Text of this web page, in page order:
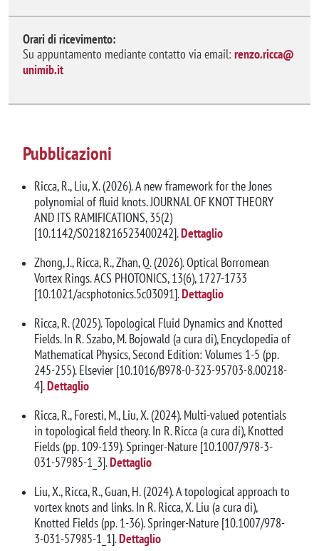
Orari di ricevimento:
Su appuntamento mediante contatto via email: renzo.ricca@
unimib.it
Pubblicazioni
Ricca, R., Liu, X. (2026). A new framework for the Jones
polynomial of fluid knots. JOURNAL OF KNOT THEORY
AND ITS RAMIFICATIONS, 35(2)
[10.1142/S0218216523400242].Dettaglio
Zhong, J., Ricca, R., Zhan, Q. (2026). Optical Borromean
Vortex Rings. ACS PHOTONICS, 13(6), 1727-1733
[10.1021/acsphotonics.5c03091].Dettaglio
Ricca, R. (2025). Topological Fluid Dynamics and Knotted
Fields. In R. Szabo, M. Bojowald (a cura di), Encyclopedia of
Mathematical Physics, Second Edition: Volumes 1-5 (pp.
245-255). Elsevier [10.1016/B978-0-323-95703-8.00218-
4].Dettaglio
Ricca, R., Foresti, M., Liu, X. (2024). Multi-valued potentials
in topological field theory. In R. Ricca (a cura di), Knotted
Fields (pp. 109-139). Springer-Nature [10.1007/978-3-
031-57985-1_3].Dettaglio
Liu, X., Ricca, R., Guan, H. (2024). A topological approach to
vortex knots and links. In R. Ricca, X. Liu (a cura di),
Knotted Fields (pp. 1-36). Springer-Nature [10.1007/978-
3-031-57985-1_1].Dettaglio